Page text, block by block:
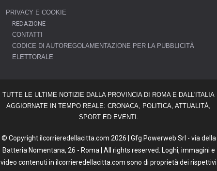
PRIVACY E COOKIE
REDAZIONE
CONTATTI
CODICE DI AUTOREGOLAMENTAZIONE PER LA PUBBLICITÀ
ELETTORALE
TUTTE LE ULTIME NOTIZIE DALLA PROVINCIA DI ROMA E DALL'ITALIA
AGGIORNATE IN TEMPO REALE: CRONACA, POLITICA, ATTUALITÀ,
SPORT ED EVENTI.
© Copyright ilcorrieredellacitta.com 2026 | Gfg Powerweb Srl - via della
Batteria Nomentana, 26 - Roma | All rights reserved. Loghi, immagini e
video contenuti in ilcorrieredellacitta.com sono di proprietà dei rispettivi